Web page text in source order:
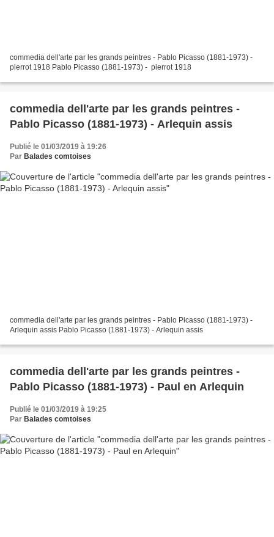
commedia dell'arte par les grands peintres - Pablo Picasso (1881-1973) -
pierrot 1918 Pablo Picasso (1881-1973) - pierrot 1918
commedia dell'arte par les grands peintres -
Pablo Picasso (1881-1973) - Arlequin assis
Publié le 01/03/2019 à 19:26
Par Balades comtoises
commedia dell'arte par les grands peintres - Pablo Picasso (1881-1973) -
Arlequin assis Pablo Picasso (1881-1973) - Arlequin assis
commedia dell'arte par les grands peintres -
Pablo Picasso (1881-1973) - Paul en Arlequin
Publié le 01/03/2019 à 19:25
Par Balades comtoises